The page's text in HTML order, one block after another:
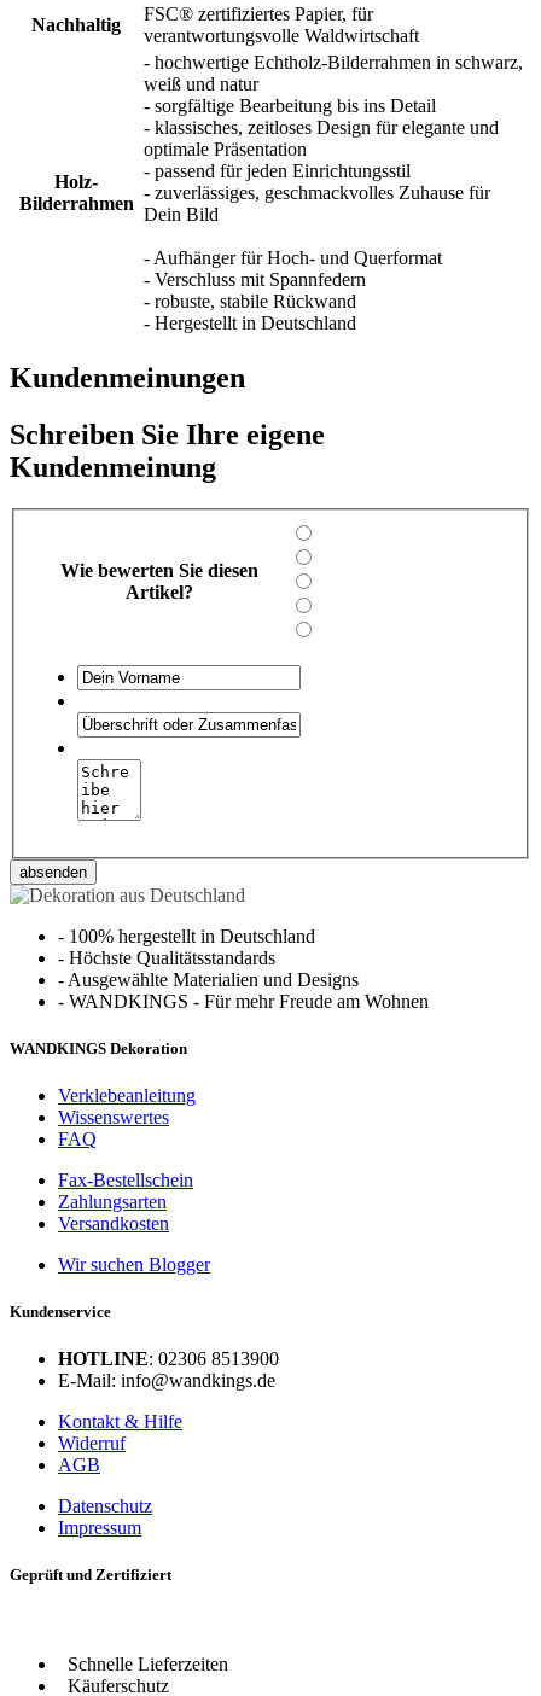
Nachhaltig
FSC® zertifiziertes Papier, für
verantwortungsvolle Waldwirtschaft
Holz-
Bilderrahmen
- hochwertige Echtholz-Bilderrahmen in schwarz,
weiß und natur
- sorgfältige Bearbeitung bis ins Detail
- klassisches, zeitloses Design für elegante und
optimale Präsentation
- passend für jeden Einrichtungsstil
- zuverlässiges, geschmackvolles Zuhause für
Dein Bild
- Aufhänger für Hoch- und Querformat
- Verschluss mit Spannfedern
- robuste, stabile Rückwand
- Hergestellt in Deutschland
Kundenmeinungen
Schreiben Sie Ihre eigene
Kundenmeinung
Wie bewerten Sie diesen
Artikel?
absenden
- 100% hergestellt in Deutschland
- Höchste Qualitätsstandards
- Ausgewählte Materialien und Designs
- WANDKINGS - Für mehr Freude am Wohnen
WANDKINGS Dekoration
Verklebeanleitung
Wissenswertes
FAQ
Fax-Bestellschein
Zahlungsarten
Versandkosten
Wir suchen Blogger
Kundenservice
HOTLINE: 02306 8513900
E-Mail: info@wandkings.de
Kontakt & Hilfe
Widerruf
AGB
Datenschutz
Impressum
Geprüft und Zertifiziert
Schnelle Lieferzeiten
Käuferschutz